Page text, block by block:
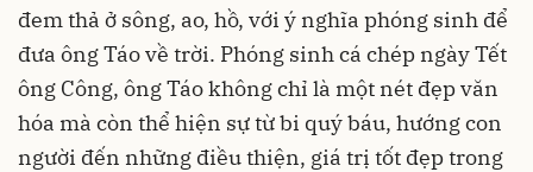
đem thả ở sông, ao, hồ, với ý nghĩa phóng sinh để
đưa ông Táo về trời. Phóng sinh cá chép ngày Tết
ông Công, ông Táo không chỉ là một nét đẹp văn
hóa mà còn thể hiện sự từ bi quý báu, hướng con
người đến những điều thiện, giá trị tốt đẹp trong